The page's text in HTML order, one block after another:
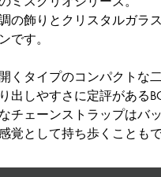
の飾りとクリスタルガラ
です。
くタイプのコンパクトな二
出しやすさに定評がある
チェーンストラップはバ
覚として持ち歩くこともで